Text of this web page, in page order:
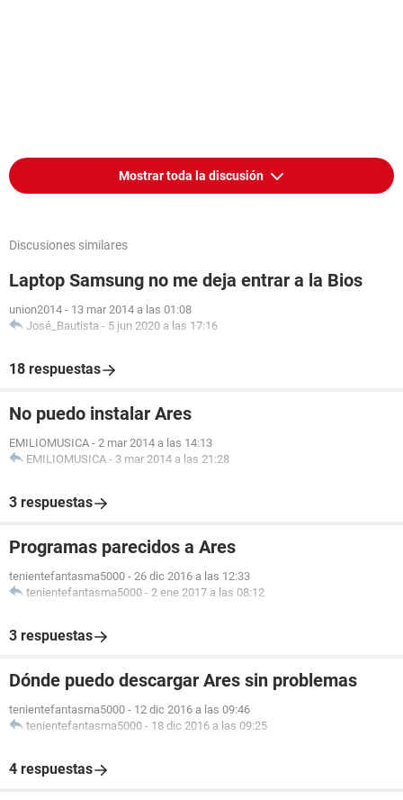
Mostrar toda la discusión
Discusiones similares
Laptop Samsung no me deja entrar a la Bios
union2014 - 13 mar 2014 a las 01:08
José_Bautista - 5 jun 2020 a las 17:16
18 respuestas
No puedo instalar Ares
EMILIOMUSICA - 2 mar 2014 a las 14:13
EMILIOMUSICA - 3 mar 2014 a las 21:28
3 respuestas
Programas parecidos a Ares
tenientefantasma5000 - 26 dic 2016 a las 12:33
tenientefantasma5000 - 2 ene 2017 a las 08:12
3 respuestas
Dónde puedo descargar Ares sin problemas
tenientefantasma5000 - 12 dic 2016 a las 09:46
tenientefantasma5000 - 18 dic 2016 a las 09:25
4 respuestas